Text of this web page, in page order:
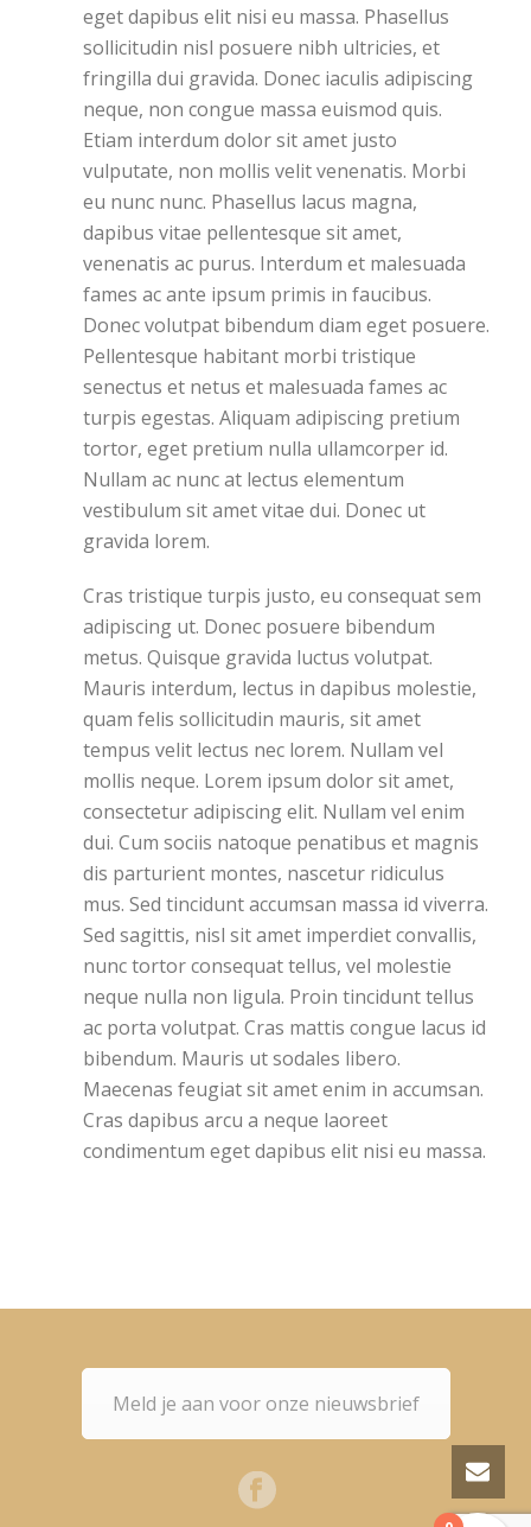
eget dapibus elit nisi eu massa. Phasellus
sollicitudin nisl posuere nibh ultricies, et
fringilla dui gravida. Donec iaculis adipiscing
neque, non congue massa euismod quis.
Etiam interdum dolor sit amet justo
vulputate, non mollis velit venenatis. Morbi
eu nunc nunc. Phasellus lacus magna,
dapibus vitae pellentesque sit amet,
venenatis ac purus. Interdum et malesuada
fames ac ante ipsum primis in faucibus.
Donec volutpat bibendum diam eget posuere.
Pellentesque habitant morbi tristique
senectus et netus et malesuada fames ac
turpis egestas. Aliquam adipiscing pretium
tortor, eget pretium nulla ullamcorper id.
Nullam ac nunc at lectus elementum
vestibulum sit amet vitae dui. Donec ut
gravida lorem.
Cras tristique turpis justo, eu consequat sem
adipiscing ut. Donec posuere bibendum
metus. Quisque gravida luctus volutpat.
Mauris interdum, lectus in dapibus molestie,
quam felis sollicitudin mauris, sit amet
tempus velit lectus nec lorem. Nullam vel
mollis neque. Lorem ipsum dolor sit amet,
consectetur adipiscing elit. Nullam vel enim
dui. Cum sociis natoque penatibus et magnis
dis parturient montes, nascetur ridiculus
mus. Sed tincidunt accumsan massa id viverra.
Sed sagittis, nisl sit amet imperdiet convallis,
nunc tortor consequat tellus, vel molestie
neque nulla non ligula. Proin tincidunt tellus
ac porta volutpat. Cras mattis congue lacus id
bibendum. Mauris ut sodales libero.
Maecenas feugiat sit amet enim in accumsan.
Cras dapibus arcu a neque laoreet
condimentum eget dapibus elit nisi eu massa.
Meld je aan voor onze nieuwsbrief